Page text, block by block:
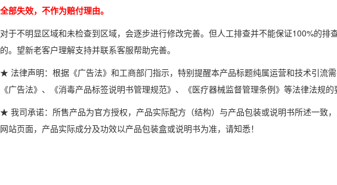
全部失效，不作为赔付理由。
对于不明显区域和未检查到区域，会逐步进行修改完善。但人工排查并不能保证100%的
的。望新老客户理解支持并联系客服帮助完善。
★ 法律声明：根据《广告法》和工商部门指示，特别提醒本产品标题纯属运营和技术引流
《广告法》、《消毒产品标签说明书管理规范》、《医疗器械监督管理条例》等法律法规的
★ 我司承诺：所售产品为官方授权，产品实际配方（结构）与产品包装或说明书所述一致
网站页面，产品实际成分及功效以产品包装盒或说明书为准，请知悉！